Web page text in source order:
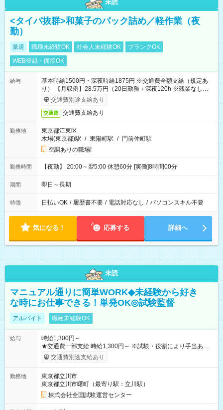
未読
<タイパ抜群>和菓子のパック詰め／軽作業（夜
勤）
派遣 職種未経験OK 社会人未経験OK
ブランクOK
WEB登録・面接OK
給与
基本時給1500円・深夜時給1875円 ※交通費全額支給（規定あ
り） 【月収例】28.5万円（20日勤務＋深夜120h ※残業なしの場
合）交通費別途支給あり
交通費 交通費支給あり
勤務地
東京都江東区
木場(東京都)駅 / 東陽町駅 / 門前仲町駅
空調ありの職場!
勤務時間 【夜勤】 20:00～翌5:00 休憩60分 [実働]8時間00分
期間 即日～長期
特徴 日払いOK / 履歴書不要 / 電話対応なし / パソコンスキル不要
気になる！ 応募する 詳細へ
未読
マニュアル通りに簡単WORK◆未経験から好き
な時にお仕事できる！単発OK◎試験監督
アルバイト 職種未経験OK
給与
時給1,300円～
★交通費一部支給 時給1,300円～ ※試験・役割により手当あり
※勤務回数により昇給あり 【即給（前払い）オプションあ
り！】 希望される場合、勤務から1週間ほどで給与の一部を受け
例】 ・河合塾模擬試験 8:30～17:30（休憩1時間） 時給1,300円
×8時間＝日収10,400円＋交通費 ※当日の役割により時給＋100
円の場合あり ・国家試験 7:00～13:30（休憩なし） 時給1,300
円（役割手当＋100円）×6時間＝日収8,400円＋交通費 【試用期
交通費別途支給あり
勤務地
東京都立川市
東京都立川市曙町（最寄り駅：立川駅）
株式会社全国試験運営センター